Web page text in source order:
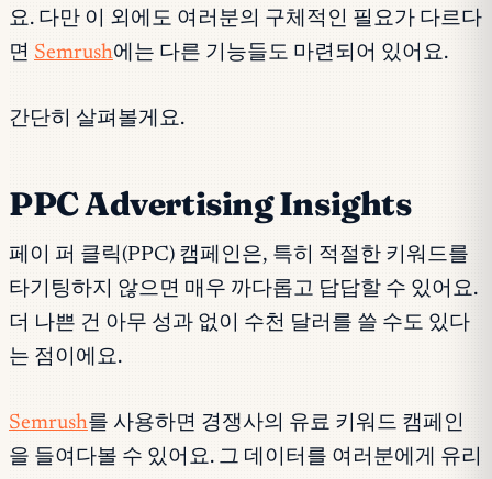
요. 다만 이 외에도 여러분의 구체적인 필요가 다르다
면 Semrush에는 다른 기능들도 마련되어 있어요.
간단히 살펴볼게요.
PPC Advertising Insights
페이 퍼 클릭(PPC) 캠페인은, 특히 적절한 키워드를
타기팅하지 않으면 매우 까다롭고 답답할 수 있어요.
더 나쁜 건 아무 성과 없이 수천 달러를 쓸 수도 있다
는 점이에요.
Semrush를 사용하면 경쟁사의 유료 키워드 캠페인
을 들여다볼 수 있어요. 그 데이터를 여러분에게 유리